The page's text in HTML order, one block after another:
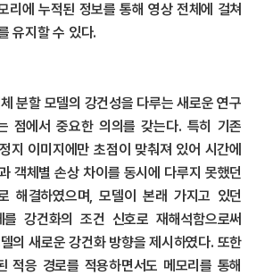
리에 누적된 정보를 통해 영상 전체에 걸쳐
유지할 수 있다.
분할 모델의 강건성을 다루는 새로운 연구
점에서 중요한 의의를 갖는다. 특히 기존
지 이미지에만 초점이 맞춰져 있어 시간에
객체별 손상 차이를 동시에 다루지 못했던
해결하였으며, 모델이 본래 가지고 있던
강건화의 조건 신호로 재해석함으로써
의 새로운 강건화 방향을 제시하였다. 또한
적응 경로를 적용하면서도 메모리를 통해